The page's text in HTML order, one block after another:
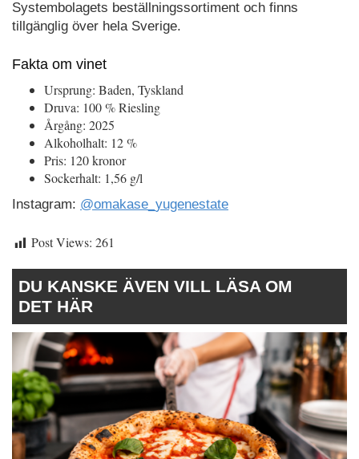
Systembolagets beställningssortiment och finns
tillgänglig över hela Sverige.
Fakta om vinet
Ursprung: Baden, Tyskland
Druva: 100 % Riesling
Årgång: 2025
Alkoholhalt: 12 %
Pris: 120 kronor
Sockerhalt: 1,56 g/l
Instagram: @omakase_yugenestate
Post Views: 261
DU KANSKE ÄVEN VILL LÄSA OM
DET HÄR